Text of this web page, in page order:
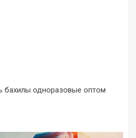
бахилы одноразовые оптом